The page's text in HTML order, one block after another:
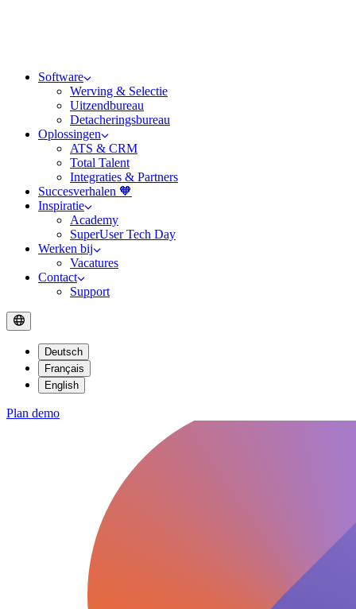
Software
Werving & Selectie
Uitzendbureau
Detacheringsbureau
Oplossingen
ATS & CRM
Total Talent
Integraties & Partners
Succesverhalen 🧡
Inspiratie
Academy
SuperUser Tech Day
Werken bij
Vacatures
Contact
Support
Deutsch
Français
English
Plan demo